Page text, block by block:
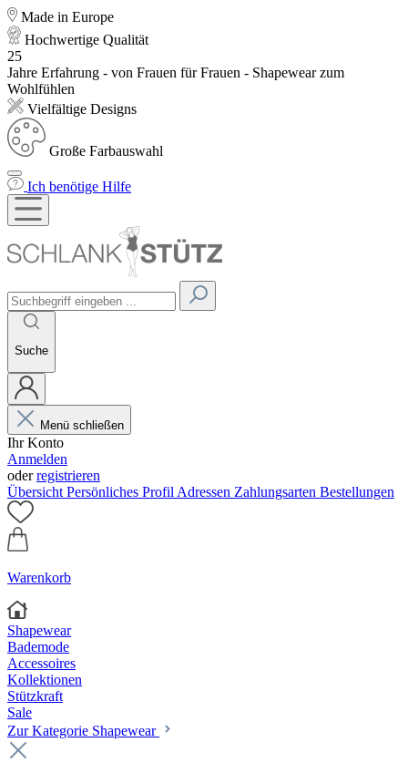
Made in Europe
Hochwertige Qualität
25
Jahre Erfahrung - von Frauen für Frauen - Shapewear zum
Wohlfühlen
Vielfältige Designs
Große Farbauswahl
Ich benötige Hilfe
Suche
Menü schließen
Ihr Konto
Anmelden
oderregistrieren
Übersicht Persönliches Profil Adressen Zahlungsarten Bestellungen
Warenkorb
Shapewear
Bademode
Accessoires
Kollektionen
Stützkraft
Sale
Zur Kategorie Shapewear